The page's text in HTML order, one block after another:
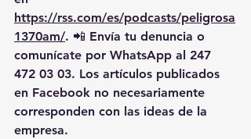
https://rss.com/es/podcasts/peligrosa
1370am/. 📲 Envía tu denuncia o
comunícate por WhatsApp al 247
472 03 03. Los artículos publicados
en Facebook no necesariamente
corresponden con las ideas de la
empresa.